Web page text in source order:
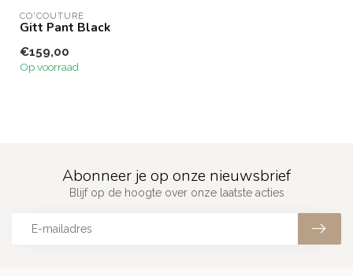
CO'COUTURE
Gitt Pant Black
€159,00
Op voorraad
Abonneer je op onze nieuwsbrief
Blijf op de hoogte over onze laatste acties